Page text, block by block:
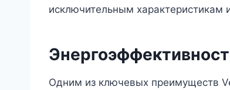
исключительным характеристикам
Одним из ключевых преимуществ